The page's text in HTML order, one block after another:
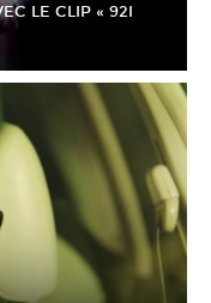
LE CLIP « 92I